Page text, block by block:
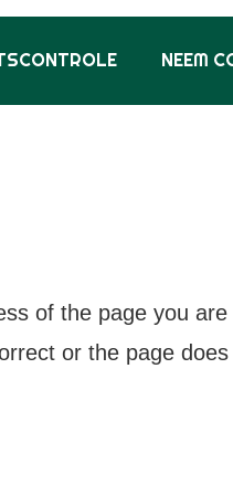
NEEM
of the page you are
or the page